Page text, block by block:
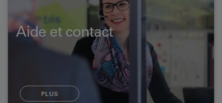
Aide et contact
PLUS